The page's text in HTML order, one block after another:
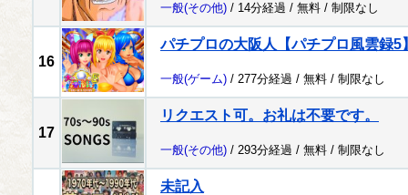
一般(その他) / 14分経過 / 無料 / 制限なし
16
パチプロの大阪人【パチプロ風雲録5
一般(ゲーム) / 277分経過 / 無料 / 制限なし
17
リクエスト可。お礼は不要です。
一般(その他) / 293分経過 / 無料 / 制限なし
未記入